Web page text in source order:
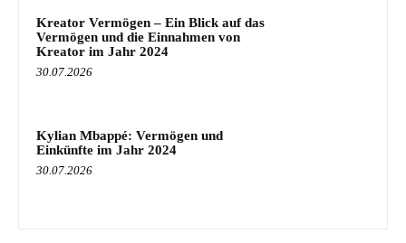
Kreator Vermögen – Ein Blick auf das
Vermögen und die Einnahmen von
Kreator im Jahr 2024
30.07.2026
Kylian Mbappé: Vermögen und
Einkünfte im Jahr 2024
30.07.2026